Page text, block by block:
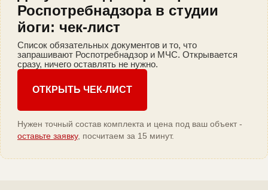
Роспотребнадзора в студии
йоги: чек-лист
Список обязательных документов и то, что
запрашивают Роспотребнадзор и МЧС. Открывается
сразу, ничего оставлять не нужно.
ОТКРЫТЬ ЧЕК-ЛИСТ
Нужен точный состав комплекта и цена под ваш объект -
оставьте заявку, посчитаем за 15 минут.